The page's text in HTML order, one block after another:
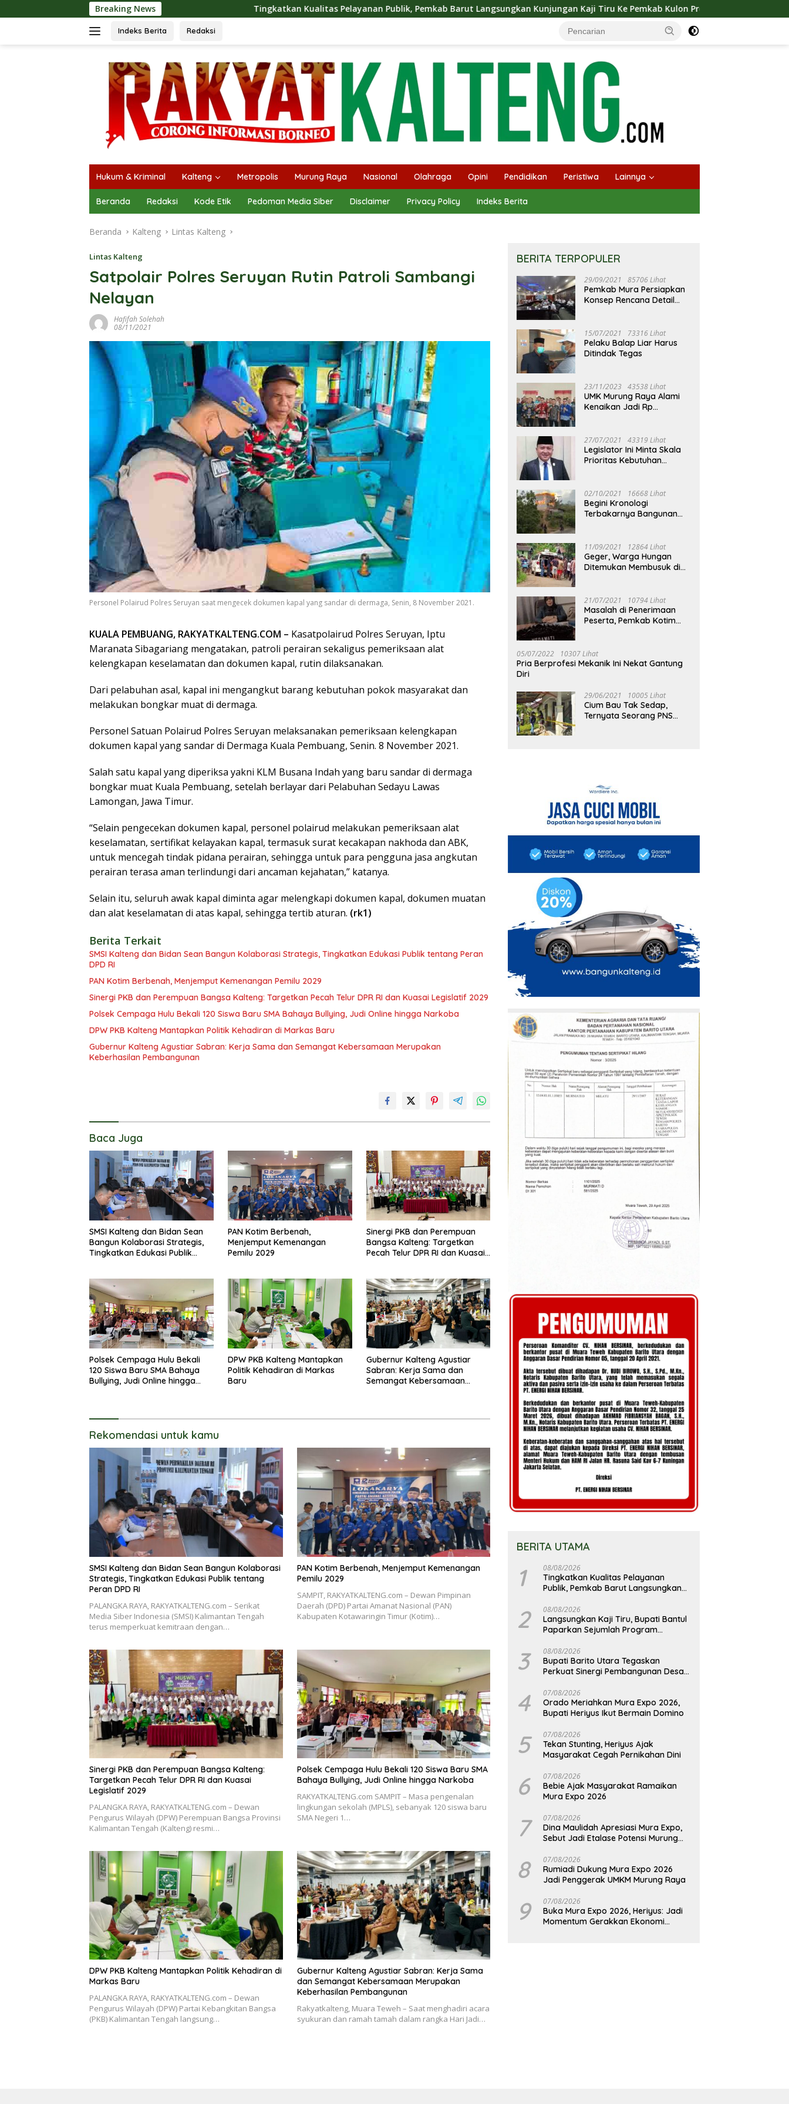
ke
Breaking News Tingkatkan Kualitas Pelayanan Publik, Pemkab Barut Langsungkan Kunjungan Kaji Tiru Ke Pemkab Kulon Progo Langsungkan Kaji Tiru,
Indeks Berita Redaksi
Hukum & Kriminal Kalteng Metropolis Murung Raya Nasional Olahraga Opini Pendidikan Peristiwa Lainnya
Beranda Redaksi Kode Etik Pedoman Media Siber Disclaimer Privacy Policy Indeks Berita
Beranda Kalteng Lintas Kalteng
Lintas Kalteng
Satpolair Polres Seruyan Rutin Patroli Sambangi
Nelayan
Hafifah Solehah
08/11/2021
Personel Polairud Polres Seruyan saat mengecek dokumen kapal yang sandar di dermaga, Senin, 8 November 2021.
KUALA PEMBUANG, RAKYATKALTENG.COM – Kasatpolairud Polres Seruyan, Iptu
Maranata Sibagariang mengatakan, patroli perairan sekaligus pemeriksaan alat
kelengkapan keselamatan dan dokumen kapal, rutin dilaksanakan.
Dari pelabuhan asal, kapal ini mengangkut barang kebutuhan pokok masyarakat dan
melakukan bongkar muat di dermaga.
Personel Satuan Polairud Polres Seruyan melaksanakan pemeriksaan kelengkapan
dokumen kapal yang sandar di Dermaga Kuala Pembuang, Senin. 8 November 2021.
Salah satu kapal yang diperiksa yakni KLM Busana Indah yang baru sandar di dermaga
bongkar muat Kuala Pembuang, setelah berlayar dari Pelabuhan Sedayu Lawas
Lamongan, Jawa Timur.
“Selain pengecekan dokumen kapal, personel polairud melakukan pemeriksaan alat
keselamatan, sertifikat kelayakan kapal, termasuk surat kecakapan nakhoda dan ABK,
untuk mencegah tindak pidana perairan, sehingga untuk para pengguna jasa angkutan
perairan terasa aman terlindungi dari ancaman kejahatan,” katanya.
Selain itu, seluruh awak kapal diminta agar melengkapi dokumen kapal, dokumen muatan
dan alat keselamatan di atas kapal, sehingga tertib aturan. (rk1)
Berita Terkait
SMSI Kalteng dan Bidan Sean Bangun Kolaborasi Strategis, Tingkatkan Edukasi Publik tentang Peran
DPD RI
PAN Kotim Berbenah, Menjemput Kemenangan Pemilu 2029
Sinergi PKB dan Perempuan Bangsa Kalteng: Targetkan Pecah Telur DPR RI dan Kuasai Legislatif 2029
Polsek Cempaga Hulu Bekali 120 Siswa Baru SMA Bahaya Bullying, Judi Online hingga Narkoba
DPW PKB Kalteng Mantapkan Politik Kehadiran di Markas Baru
Gubernur Kalteng Agustiar Sabran: Kerja Sama dan Semangat Kebersamaan Merupakan
Keberhasilan Pembangunan
Baca Juga
SMSI Kalteng dan Bidan Sean
Bangun Kolaborasi Strategis,
Tingkatkan Edukasi Publik
PAN Kotim Berbenah,
Menjemput Kemenangan
Pemilu 2029
Sinergi PKB dan Perempuan
Bangsa Kalteng: Targetkan
Pecah Telur DPR RI dan Kuasai
Polsek Cempaga Hulu Bekali
120 Siswa Baru SMA Bahaya
Bullying, Judi Online hingga
DPW PKB Kalteng Mantapkan
Politik Kehadiran di Markas
Baru
Gubernur Kalteng Agustiar
Sabran: Kerja Sama dan
Semangat Kebersamaan
Rekomendasi untuk kamu
SMSI Kalteng dan Bidan Sean Bangun Kolaborasi
Strategis, Tingkatkan Edukasi Publik tentang
Peran DPD RI
PALANGKA RAYA, RAKYATKALTENG.com – Serikat
Media Siber Indonesia (SMSI) Kalimantan Tengah
terus memperkuat kemitraan dengan…
PAN Kotim Berbenah, Menjemput Kemenangan
Pemilu 2029
SAMPIT, RAKYATKALTENG.com – Dewan Pimpinan
Daerah (DPD) Partai Amanat Nasional (PAN)
Kabupaten Kotawaringin Timur (Kotim)…
Sinergi PKB dan Perempuan Bangsa Kalteng:
Targetkan Pecah Telur DPR RI dan Kuasai
Legislatif 2029
PALANGKA RAYA, RAKYATKALTENG.com – Dewan
Pengurus Wilayah (DPW) Perempuan Bangsa Provinsi
Kalimantan Tengah (Kalteng) resmi…
Polsek Cempaga Hulu Bekali 120 Siswa Baru SMA
Bahaya Bullying, Judi Online hingga Narkoba
RAKYATKALTENG.com SAMPIT – Masa pengenalan
lingkungan sekolah (MPLS), sebanyak 120 siswa baru
SMA Negeri 1…
DPW PKB Kalteng Mantapkan Politik Kehadiran di
Markas Baru
PALANGKA RAYA, RAKYATKALTENG.com – Dewan
Pengurus Wilayah (DPW) Partai Kebangkitan Bangsa
(PKB) Kalimantan Tengah langsung…
Gubernur Kalteng Agustiar Sabran: Kerja Sama
dan Semangat Kebersamaan Merupakan
Keberhasilan Pembangunan
Rakyatkalteng, Muara Teweh – Saat menghadiri acara
syukuran dan ramah tamah dalam rangka Hari Jadi…
BERITA TERPOPULER
29/09/2021 85706 Lihat
Pemkab Mura Persiapkan
Konsep Rencana Detail
15/07/2021 73316 Lihat
Pelaku Balap Liar Harus
Ditindak Tegas
23/11/2023 43538 Lihat
UMK Murung Raya Alami
Kenaikan Jadi Rp
27/07/2021 43319 Lihat
Legislator Ini Minta Skala
Prioritas Kebutuhan
02/10/2021 16668 Lihat
Begini Kronologi
Terbakarnya Bangunan
11/09/2021 12864 Lihat
Geger, Warga Hungan
Ditemukan Membusuk di
21/07/2021 10794 Lihat
Masalah di Penerimaan
Peserta, Pemkab Kotim
05/07/2022 10307 Lihat
Pria Berprofesi Mekanik Ini Nekat Gantung
Diri
29/06/2021 10005 Lihat
Cium Bau Tak Sedap,
Ternyata Seorang PNS
BERITA UTAMA
1 08/08/2026
Tingkatkan Kualitas Pelayanan
Publik, Pemkab Barut Langsungkan
Progo
2 08/08/2026
Langsungkan Kaji Tiru, Bupati Bantul
Paparkan Sejumlah Program
3 08/08/2026
Bupati Barito Utara Tegaskan
Perkuat Sinergi Pembangunan Desa
Hadapi Potensi Karhutla
4 07/08/2026
Orado Meriahkan Mura Expo 2026,
Bupati Heriyus Ikut Bermain Domino
5 07/08/2026
Tekan Stunting, Heriyus Ajak
Masyarakat Cegah Pernikahan Dini
6 07/08/2026
Bebie Ajak Masyarakat Ramaikan
Mura Expo 2026
7 07/08/2026
Dina Maulidah Apresiasi Mura Expo,
Sebut Jadi Etalase Potensi Murung
8 07/08/2026
Rumiadi Dukung Mura Expo 2026
Jadi Penggerak UMKM Murung Raya
9 07/08/2026
Buka Mura Expo 2026, Heriyus: Jadi
Momentum Gerakkan Ekonomi